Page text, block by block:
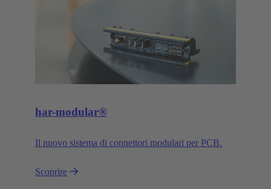
har-modular®
Il nuovo sistema di connettori modulari per PCB.
Scoprire